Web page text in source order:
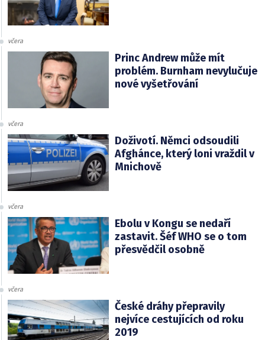
včera
Princ Andrew může mít
problém. Burnham nevylučuje
nové vyšetřování
včera
Doživotí. Němci odsoudili
Afghánce, který loni vraždil v
Mnichově
včera
Ebolu v Kongu se nedaří
zastavit. Šéf WHO se o tom
přesvědčil osobně
včera
České dráhy přepravily
nejvíce cestujících od roku
2019